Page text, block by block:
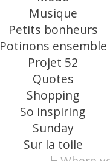
Musique
Petits bonheurs
Potinons ensemble
Projet 52
Quotes
Shopping
So inspiring
Sunday
Sur la toile